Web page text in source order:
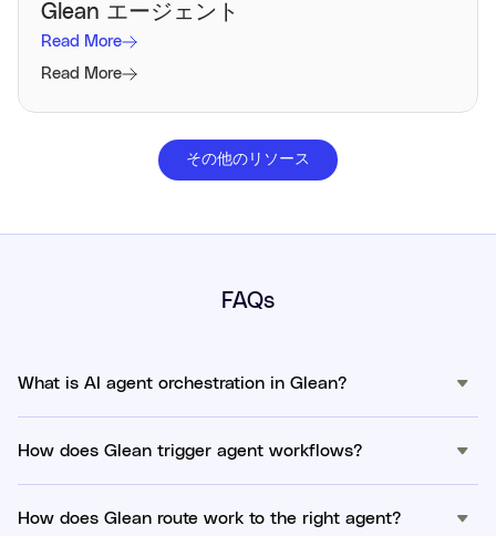
Glean エージェント
Read More
Read More
その他のリソース
FAQs
What is AI agent orchestration in Glean?
How does Glean trigger agent workflows?
How does Glean route work to the right agent?